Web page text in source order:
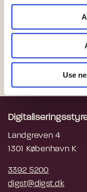
Use
Parlamentets
marked for
Landgreven 4
1301 København K
3392 5200
digst@digst.dk